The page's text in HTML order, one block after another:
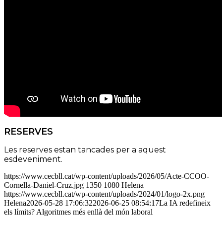
RESERVES
Les reserves estan tancades per a aquest
esdeveniment.
https://www.cecbll.cat/wp-content/uploads/2026/05/Acte-CCOO-
Cornella-Daniel-Cruz.jpg 1350 1080 Helena
https://www.cecbll.cat/wp-content/uploads/2024/01/logo-2x.png
Helena2026-05-28 17:06:322026-06-25 08:54:17La IA redefineix
els límits? Algoritmes més enllà del món laboral